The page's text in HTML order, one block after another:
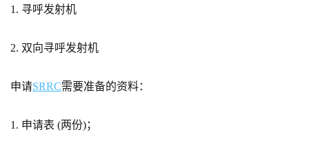
1. 寻呼发射机
2. 双向寻呼发射机
申请SRRC需要准备的资料：
1. 申请表 (两份)；